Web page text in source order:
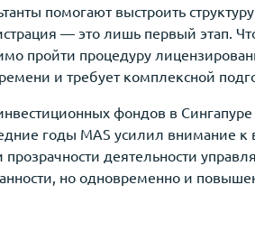
помогают выстроить
— это лишь первый этап.
пройти процедуру
и требует комплексной
фондов в Сингапуре
годы MAS усилил внимание к
прозрачности деятельности
но одновременно и